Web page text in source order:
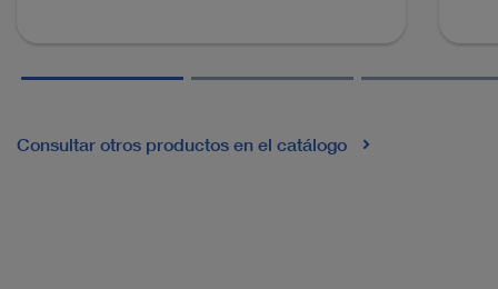
Consultar otros productos en el catálogo